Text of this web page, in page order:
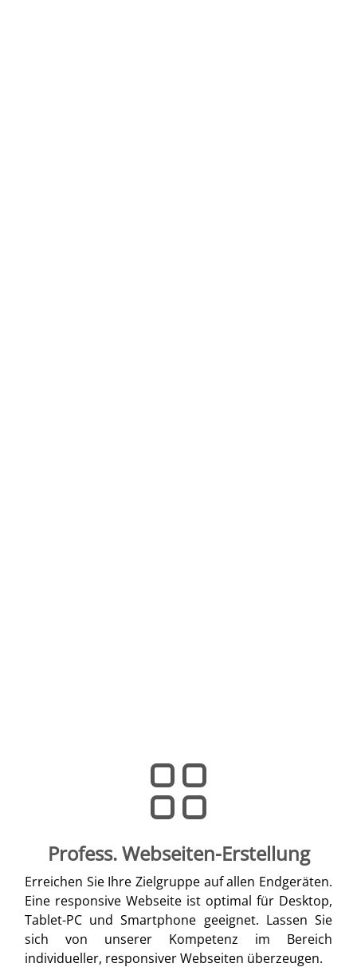
Profess. Webseiten-Erstellung
Erreichen Sie Ihre Zielgruppe auf allen Endgeräten.
Eine responsive Webseite ist optimal für Desktop,
Tablet-PC und Smartphone geeignet. Lassen Sie
sich von unserer Kompetenz im Bereich
individueller, responsiver Webseiten überzeugen.